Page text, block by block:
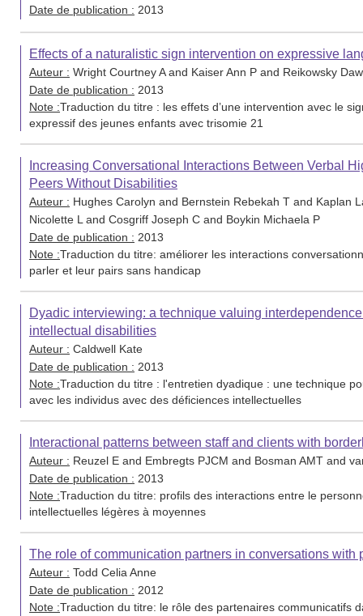
Date de publication : 2013
Effects of a naturalistic sign intervention on expressive
Auteur : Wright Courtney A and Kaiser Ann P and Reikowsky
Date de publication : 2013
Note :Traduction du titre : les effets d’une intervention avec le
expressif des jeunes enfants avec trisomie 21
Increasing Conversational Interactions Between Verbal
Peers Without Disabilities
Auteur : Hughes Carolyn and Bernstein Rebekah T and Kaplan
Nicolette L and Cosgriff Joseph C and Boykin Michaela P
Date de publication : 2013
Note :Traduction du titre: améliorer les interactions
parler et leur pairs sans handicap
Dyadic interviewing: a technique valuing
intellectual disabilities
Auteur : Caldwell Kate
Date de publication : 2013
Note :Traduction du titre : l'entretien dyadique : une technique
avec les individus avec des déficiences intellectuelles
Interactional patterns between staff and clients with
Auteur : Reuzel E and Embregts PJCM and Bosman AMT and
Date de publication : 2013
Note :Traduction du titre: profils des interactions entre le
intellectuelles légères à moyennes
The role of communication partners in conversations
Auteur : Todd Celia Anne
Date de publication : 2012
Note :Traduction du titre: le rôle des partenaires communicatifs